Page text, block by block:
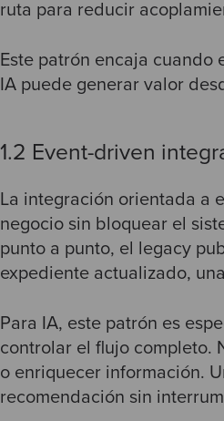
ruta para reducir
Este patrón encaja cuando
IA puede generar valor
1.2 Event-driven
La integración orientada a
negocio sin bloquear el
punto a punto, el legacy
expediente actualizado,
Para IA, este patrón es
controlar el flujo completo.
o enriquecer información.
recomendación sin